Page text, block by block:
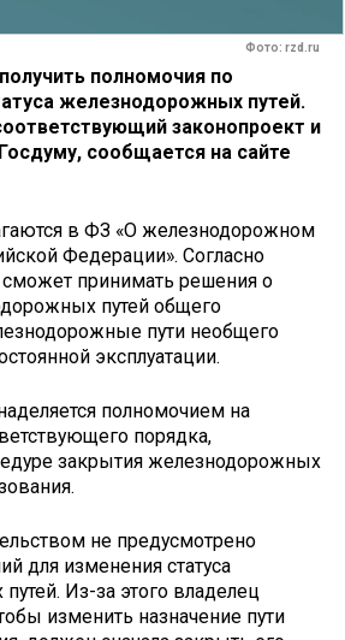
Фото: rzd.ru
полномочия по
железнодорожных путей.
законопроект и
сообщается на сайте
в ФЗ «О железнодорожном
Федерации». Согласно
сможет принимать решения о
путей общего
пути необщего
эксплуатации.
полномочием на
порядка,
закрытия железнодорожных
не предусмотрено
для изменения статуса
Из-за этого владелец
изменить назначение пути